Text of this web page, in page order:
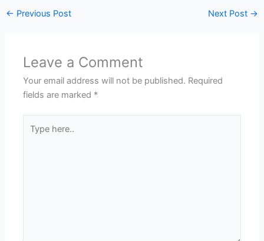
← Previous Post Next Post →
Leave a Comment
Your email address will not be published. Required
fields are marked *
here..